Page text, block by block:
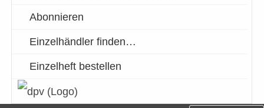
Abonnieren
Einzelhändler finden…
Einzelheft bestellen